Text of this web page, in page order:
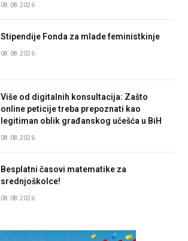
08.08.2026
Stipendije Fonda za mlade feministkinje
08.08.2026
Više od digitalnih konsultacija: Zašto
online peticije treba prepoznati kao
legitiman oblik građanskog učešća u BiH
08.08.2026
Besplatni časovi matematike za
srednjoškolce!
08.08.2026